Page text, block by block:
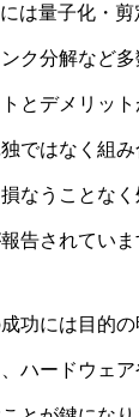
は量子化・
ク分解など
とデメリッ
ではなく組
なうことな
告されていま
功には目的
ハードウェ